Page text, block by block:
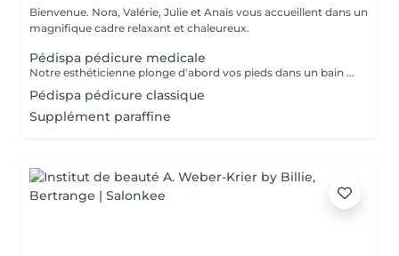
Bienvenue. Nora, Valérie, Julie et Anaïs vous accueillent dans un
magnifique cadre relaxant et chaleureux.
Pédispa pédicure medicale
Notre esthéticienne plonge d'abord vos pieds dans un bain hydro-massant parfumé d'huiles essentielles. Ensuite, elle Réalise la pédicure Elle continue la séance avec le gommage de vos pieds jusqu'au mollets avant de les masser en profondeur à l'aide de véritable beurre de Karité, en remontant vers les mollets, activant ainsi la circulation sanguine et libérant toutes les tensions
Pédispa pédicure classique
Supplément paraffine